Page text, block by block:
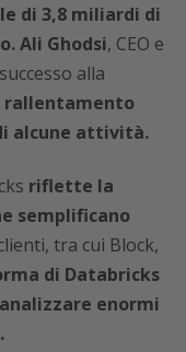
di 3,8 miliardi di
Ali Ghodsi, CEO e
alla
rallentamento
alcune attività.
riflette la
semplificano
tra cui Block,
di Databricks
enormi